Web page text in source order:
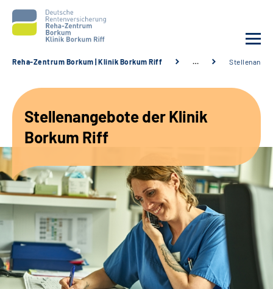
Unsere Angebote
Karriere
Sozialdienste & Zuweisende
Suche
Leichte Sprache
Reha-Zentrum Borkum | Klinik Borkum Riff …
Stellenangebote der Klinik
Borkum Riff